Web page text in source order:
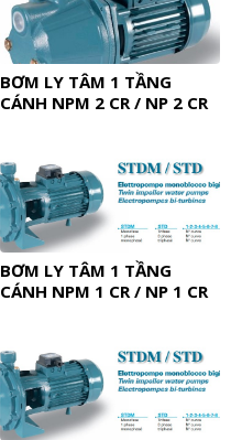
BƠM LY TÂM 1 TẦNG
CÁNH NPM 2 CR / NP 2 CR
BƠM LY TÂM 1 TẦNG
CÁNH NPM 1 CR / NP 1 CR